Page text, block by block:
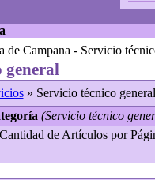
de Campana - Servicio
general
» Servicio técnico general
(Servicio técnico
Cantidad de Artículos por